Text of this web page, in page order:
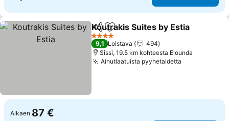
Jaa Lisää suosikkeihin
Koutrakis Suites by Estia
4 Tähtiluokitus
9,1 Loistava
494
Sissi, 19.5 km kohteesta Elounda
Ainutlaatuista pyyhetaidetta
Alkaen 87 €